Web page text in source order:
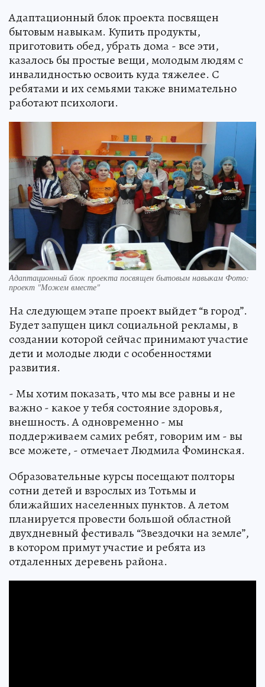
Адаптационный блок проекта посвящен
бытовым навыкам. Купить продукты,
приготовить обед, убрать дома - все эти,
казалось бы простые вещи, молодым людям с
инвалидностью освоить куда тяжелее. С
ребятами и их семьями также внимательно
работают психологи.
Адаптационный блок проекта посвящен бытовым навыкам Фото:
проект "Можем вместе"
На следующем этапе проект выйдет “в город”.
Будет запущен цикл социальной рекламы, в
создании которой сейчас принимают участие
дети и молодые люди с особенностями
развития.
- Мы хотим показать, что мы все равны и не
важно - какое у тебя состояние здоровья,
внешность. А одновременно - мы
поддерживаем самих ребят, говорим им - вы
все можете, - отмечает Людмила Фоминская.
Образовательные курсы посещают полторы
сотни детей и взрослых из Тотьмы и
ближайших населенных пунктов. А летом
планируется провести большой областной
двухдневный фестиваль “Звездочки на земле”,
в котором примут участие и ребята из
отдаленных деревень района.